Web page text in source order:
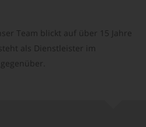
Team blickt auf über 15 Jahre
als Dienstleister im